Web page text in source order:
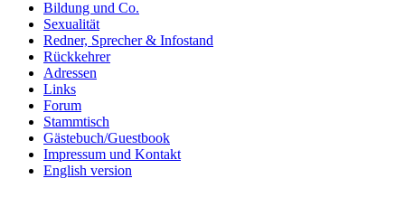
Bildung und Co.
Sexualität
Redner, Sprecher & Infostand
Rückkehrer
Adressen
Links
Forum
Stammtisch
Gästebuch/Guestbook
Impressum und Kontakt
English version